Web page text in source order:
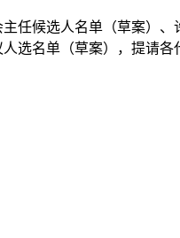
任候选人名单（草案）
选名单（草案），提请各